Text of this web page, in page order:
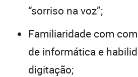
“sorriso na voz”;
Familiaridade com
de informática e
digitação;